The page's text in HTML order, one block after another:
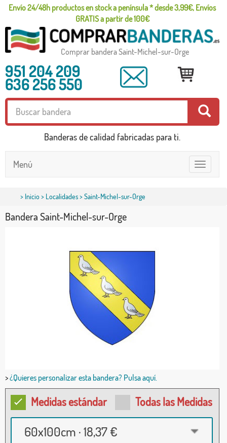
Envío 24/48h productos en stock a península * desde 3,99€, Envíos
GRATIS a partir de 100€
Comprar bandera Saint-Michel-sur-Orge
951 204 209
636 256 550
Banderas de calidad fabricadas para ti.
Toggle
navigation
Menú
> Inicio> Localidades> Saint-Michel-sur-Orge
Bandera Saint-Michel-sur-Orge
>¿Quieres personalizar esta bandera? Pulsa aquí.
Medidas estándar Todas las Medidas
60x100cm · 18,37 €